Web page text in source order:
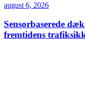
august 6, 2026
Sensorbaserede
fremtidens